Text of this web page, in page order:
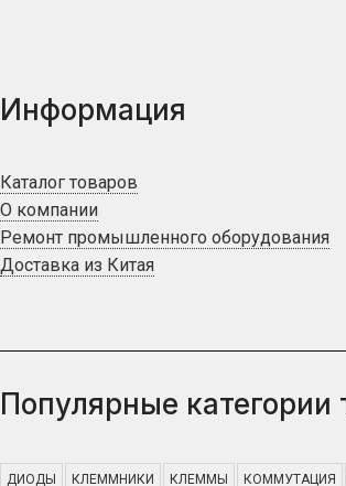
Информация
Каталог товаров
О компании
Ремонт промышленного оборудования
Доставка из Китая
Популярные категории
ДИОДЫ КЛЕММНИКИ КЛЕММЫ КОММУТАЦИЯ